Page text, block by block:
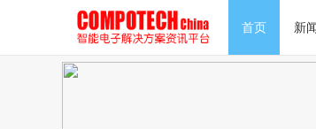
首页 新